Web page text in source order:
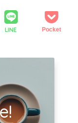
LINE Pocket